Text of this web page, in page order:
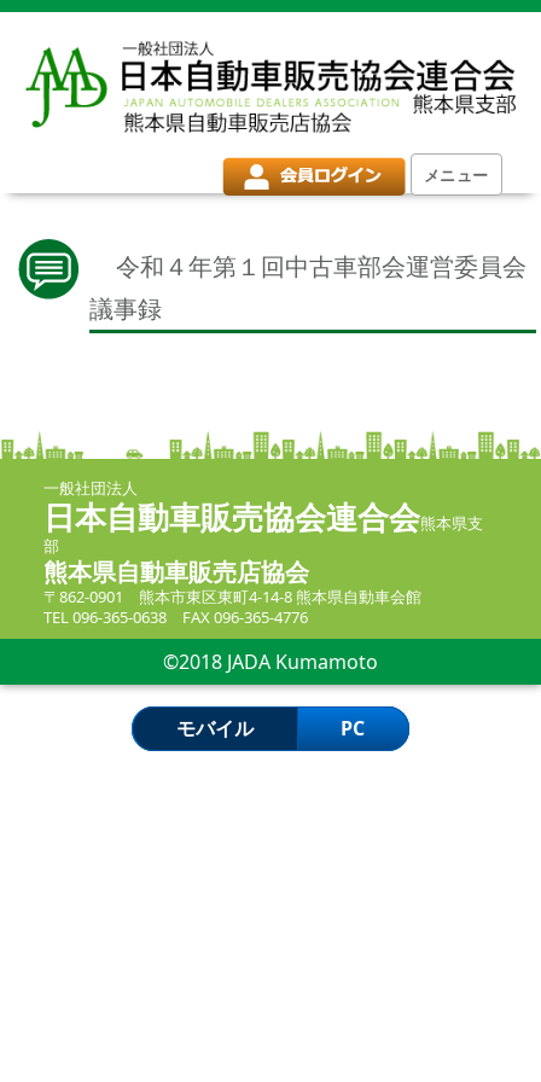
メニュー
令和４年第１回中古車部会運営委員会
議事録
一般社団法人
日本自動車販売協会連合会熊本県支
部
熊本県自動車販売店協会
〒862-0901 熊本市東区東町4-14-8 熊本県自動車会館
TEL 096-365-0638 FAX 096-365-4776
©2018 JADA Kumamoto
モバイル PC